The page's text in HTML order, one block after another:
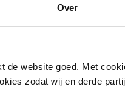
Over
de website goed. Met
zodat wij en derde